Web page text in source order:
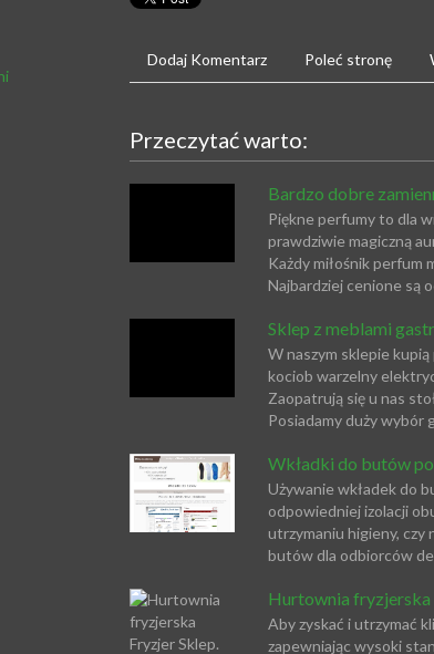
Dodaj Komentarz Poleć stronę
Przeczytać warto:
Bardzo dobre
Piękne perfumy to dla
prawdziwie magiczną
Każdy miłośnik perfum
Najbardziej cenione są
Sklep z meblami
W naszym sklepie
kociob warzelny
Zaopatrują się u nas
Posiadamy duży wybór
Wkładki do butów
Używanie wkładek do
odpowiedniej izolacji
utrzymaniu higieny, czy
butów dla odbiorców
Hurtownia fryzjerska
Aby zyskać i utrzymać
zapewniając wysoki